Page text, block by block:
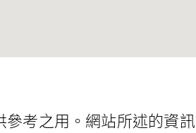
考之用。網站所述的資